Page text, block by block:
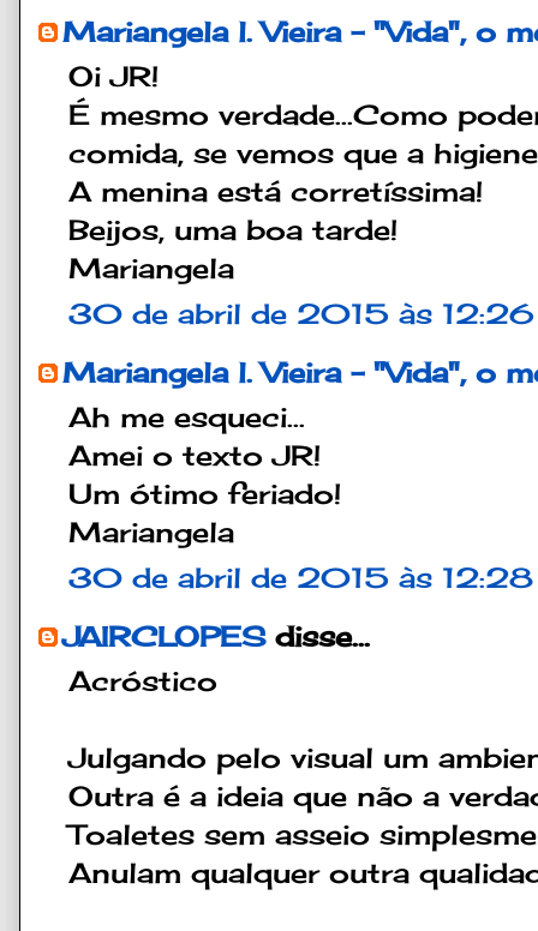
Mariangela l. Vieira - "Vida", o
Oi JR!
É mesmo verdade...Como
comida, se vemos que a
A menina está corretíssima!
Beijos, uma boa tarde!
Mariangela
30 de abril de 2015 às 12:26
Mariangela l. Vieira - "Vida", o
Ah me esqueci...
Amei o texto JR!
Um ótimo feriado!
Mariangela
30 de abril de 2015 às 12:28
JAIRCLOPESdisse...
Acróstico
Julgando pelo visual um
Outra é a ideia que não a
Toaletes sem asseio
Anulam qualquer outra